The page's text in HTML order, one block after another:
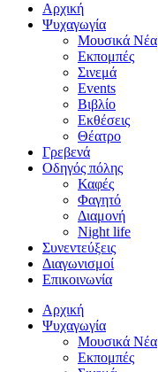
Αρχική
Ψυχαγωγία
Μουσικά Νέα
Εκπομπές
Σινεμά
Events
Βιβλίο
Εκθέσεις
Θέατρο
Γρεβενά
Οδηγός πόλης
Καφές
Φαγητό
Διαμονή
Night life
Συνεντεύξεις
Διαγωνισμοί
Επικοινωνία
Αρχική
Ψυχαγωγία
Μουσικά Νέα
Εκπομπές